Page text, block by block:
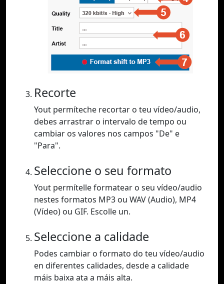
Recorte
Yout permíteche recortar o teu vídeo/audio,
debes arrastrar o intervalo de tempo ou
cambiar os valores nos campos "De" e
"Para".
Seleccione o seu formato
Yout permítelle formatear o seu vídeo/audio
nestes formatos MP3 ou WAV (Audio), MP4
(Vídeo) ou GIF. Escolle un.
Seleccione a calidade
Podes cambiar o formato do teu vídeo/audio
en diferentes calidades, desde a calidade
máis baixa ata a máis alta.